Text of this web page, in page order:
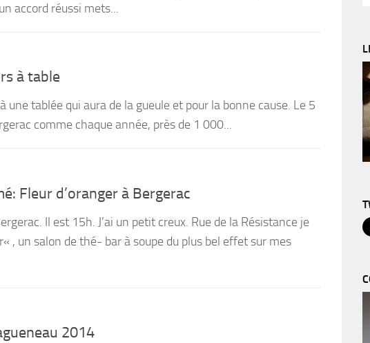
accord réussi mets...
à table
une tablée qui aura de la gueule et pour la bonne cause. Le 5
comme chaque année, près de 1 000...
Fleur d’oranger à Bergerac
Il est 15h. J’ai un petit creux. Rue de la Résistance je
, un salon de thé- bar à soupe du plus bel effet sur mes
2014